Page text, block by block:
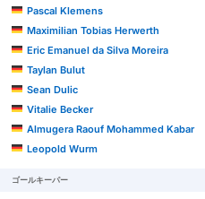
Pascal Klemens
Maximilian Tobias Herwerth
Eric Emanuel da Silva Moreira
Taylan Bulut
Sean Dulic
Vitalie Becker
Almugera Raouf Mohammed Kabar
Leopold Wurm
ゴールキーパー